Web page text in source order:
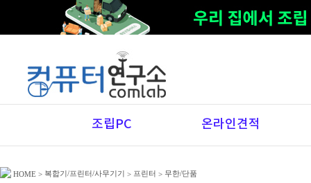
조립PC 온라인견적
HOME > 복합기/프린터/사무기기 > 프린터 > 무한/단품